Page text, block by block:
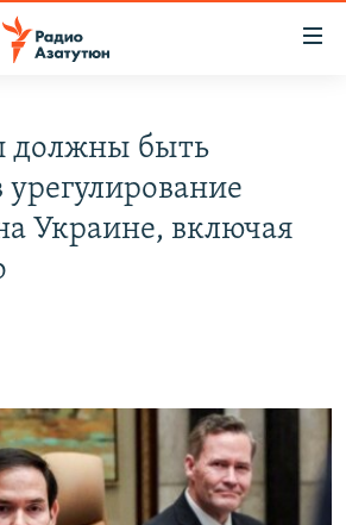
должны быть
урегулирование
Украине, включая